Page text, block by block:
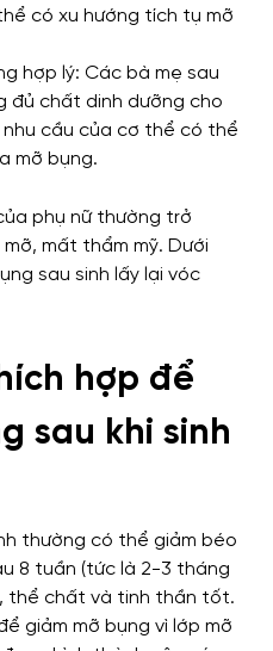
có xu hướng tích tụ mỡ
hợp lý: Các bà mẹ sau
đủ chất dinh dưỡng cho
nhu cầu của cơ thể có thể
mỡ bụng.
hợp để
sau khi sinh
thường có thể giảm béo
8 tuần (tức là 2-3 tháng
thể chất và tinh thần tốt.
giảm mỡ bụng vì lớp mỡ